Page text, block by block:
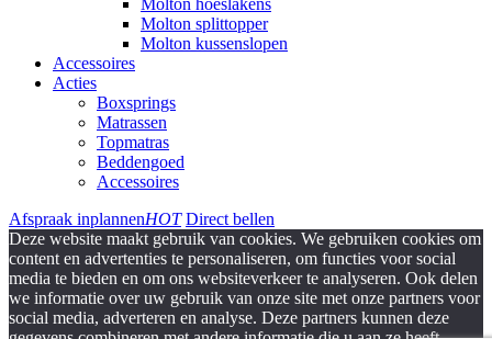
Molton hoeslakens
Molton splittopper
Molton kussenslopen
Accessoires
Acties
Boxsprings
Matrassen
Topmatras
Beddengoed
Accessoires
Afspraak inplannenHOT Direct bellen
Deze website maakt gebruik van cookies. We gebruiken cookies om
content en advertenties te personaliseren, om functies voor social
media te bieden en om ons websiteverkeer te analyseren. Ook delen
we informatie over uw gebruik van onze site met onze partners voor
social media, adverteren en analyse. Deze partners kunnen deze